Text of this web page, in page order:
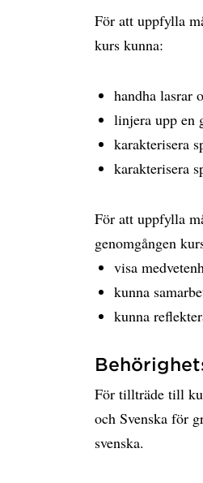
För att uppfylla
kurs kunna:
handha lasrar
linjera upp en
karakterisera
karakterisera
För att uppfylla
genomgången
visa
kunna
kunna
För tillträde till
och Svenska för
svenska.